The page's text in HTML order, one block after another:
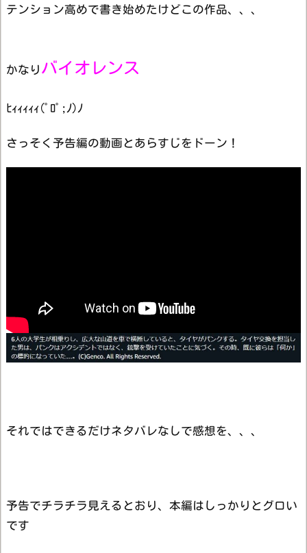
テンション高めで書き始めたけどこの作品、、、
かなり バイオレンス
ﾋｨｨｨｨｨ(ﾟﾛﾟ;ﾉ)ﾉ
さっそく予告編の動画とあらすじをドーン！
それではできるだけネタバレなしで感想を、、、
予告でチラチラ見えるとおり、本編はしっかりとグロい
です